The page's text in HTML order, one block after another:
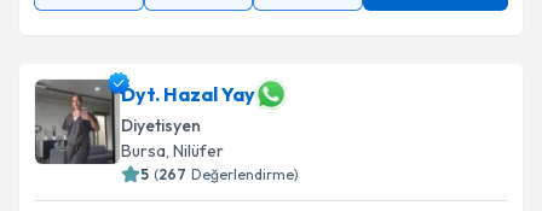
Dyt. Hazal Yay
Diyetisyen
Bursa, Nilüfer
5 (267 Değerlendirme)